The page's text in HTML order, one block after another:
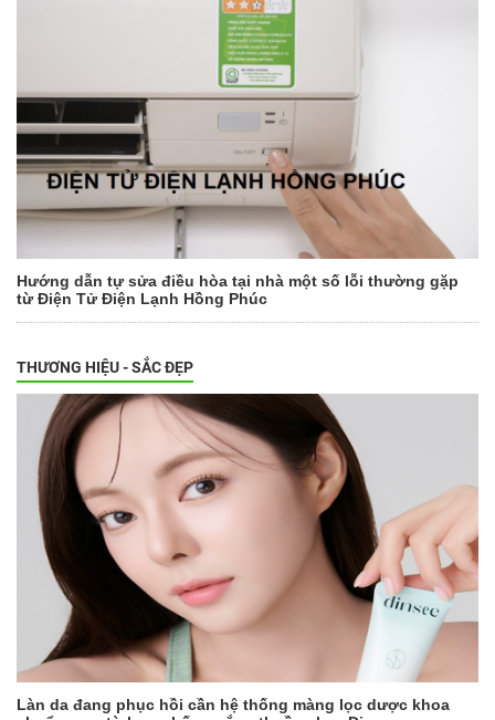
Hướng dẫn tự sửa điều hòa tại nhà một số lỗi thường gặp
từ Điện Tử Điện Lạnh Hồng Phúc
THƯƠNG HIỆU - SẮC ĐẸP
Làn da đang phục hồi cần hệ thống màng lọc dược khoa